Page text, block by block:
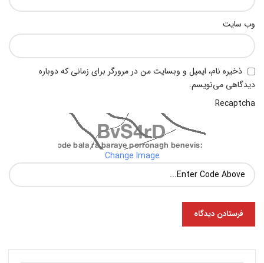
وب‌ سایت
ذخیره نام، ایمیل و وبسایت من در مرورگر برای زمانی که دوباره
دیدگاهی می‌نویسم.
Recaptcha
Change Image